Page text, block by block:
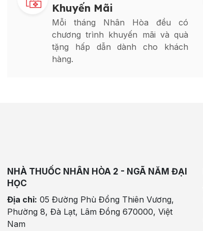
Khuyến Mãi
Mỗi tháng Nhân Hòa đều có
chương trình khuyến mãi và quà
tặng hấp dẫn dành cho khách
hàng.
NHÀ THUỐC NHÂN HÒA 2 - NGÃ NĂM ĐẠI
HỌC
Địa chỉ: 05 Đường Phù Đổng Thiên Vương,
Phường 8, Đà Lạt, Lâm Đồng 670000, Việt
Nam